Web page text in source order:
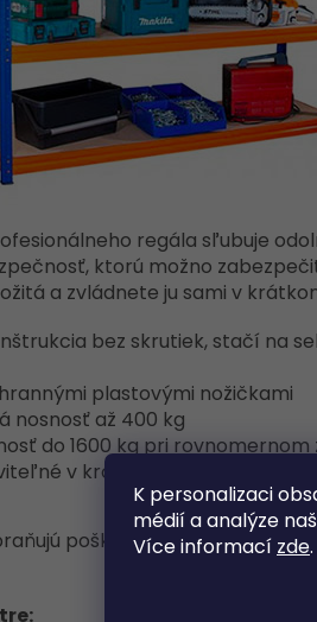
K personalizaci
médií a analýze
Více informací zde.
regála sľubuje
ktorú možno
a zvládnete ju sami v
bez skrutiek, stačí na
plastovými nožičkami
nosnosť až 400 kg
do 1600 kg pri
v krokoch po 6 cm
poškodeniu podlahy a